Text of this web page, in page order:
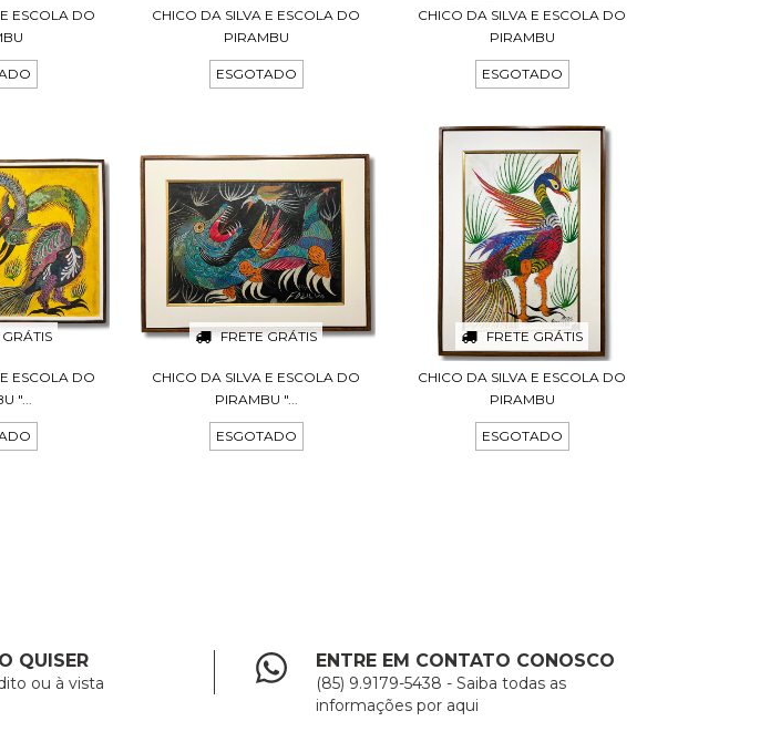
ESCOLA DO
CHICO DA SILVA E ESCOLA DO
PIRAMBU
ESGOTADO
CHICO DA SILVA E ESCOLA DO
PIRAMBU
ESGOTADO
ESCOLA DO
"...
FRETE GRÁTIS
CHICO DA SILVA E ESCOLA DO
PIRAMBU "...
ESGOTADO
FRETE GRÁTIS
CHICO DA SILVA E ESCOLA DO
PIRAMBU
ESGOTADO
QUISER
ou à vista
ENTRE EM CONTATO CONOSCO
(85) 9.9179-5438 - Saiba todas as
informações por aqui